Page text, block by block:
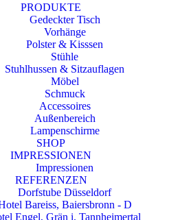
PRODUKTE
Gedeckter Tisch
Vorhänge
Polster & Kisssen
Stühle
Stuhlhussen & Sitzauflagen
Möbel
Schmuck
Accessoires
Außenbereich
Lampenschirme
SHOP
IMPRESSIONEN
Impressionen
REFERENZEN
Dorfstube Düsseldorf
Bareiss, Baiersbronn - D
Engel, Grän i. Tannheimertal